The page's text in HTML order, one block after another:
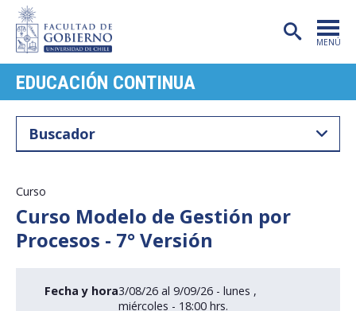
MENÚ
PORTADA
FACULTAD
CARRERAS
INVESTIGACIÓN
EXTENSIÓN
PUBLICACIONES
EDUCACIÓN CONTINUA
Curso
Curso Modelo de Gestión por
Procesos - 7° Versión
Fecha y hora3/08/26 al 9/09/26 - lunes ,
miércoles - 18:00 hrs.